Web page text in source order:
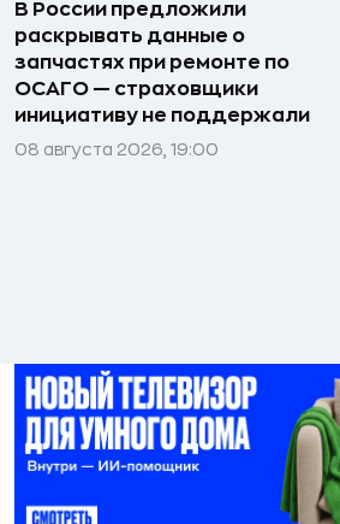
В России предложили
раскрывать данные о
запчастях при ремонте по
ОСАГО — страховщики
инициативу не поддержали
08 августа 2026, 19:00